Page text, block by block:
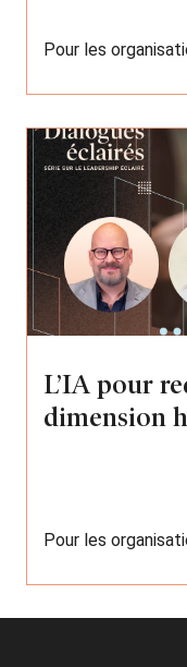
Pour les
L’IA pour
dimension
Pour les